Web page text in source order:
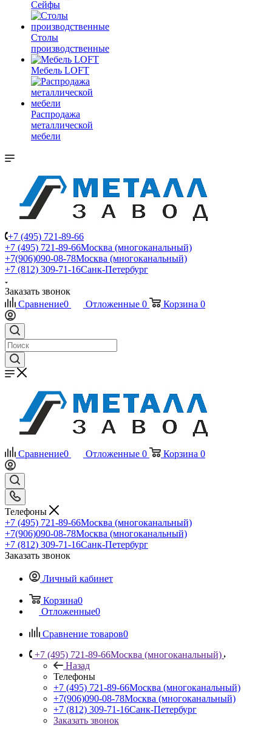
Сейфы
Столы
производственные
Мебель LOFT
Распродажа
металлической
мебели
+7 (495) 721-89-66
+7 (495) 721-89-66Москва (многоканальный)
+7(906)090-08-78Москва (многоканальный)
+7 (812) 309-71-16Санк-Петербург
Заказать звонок
Сравнение0 Отложенные 0 Корзина 0
Сравнение0 Отложенные 0 Корзина 0
Телефоны
+7 (495) 721-89-66Москва (многоканальный)
+7(906)090-08-78Москва (многоканальный)
+7 (812) 309-71-16Санк-Петербург
Заказать звонок
Личный кабинет
Корзина0
Отложенные0
Сравнение товаров0
+7 (495) 721-89-66Москва (многоканальный)
Назад
Телефоны
+7 (495) 721-89-66Москва (многоканальный)
+7(906)090-08-78Москва (многоканальный)
+7 (812) 309-71-16Санк-Петербург
Заказать звонок